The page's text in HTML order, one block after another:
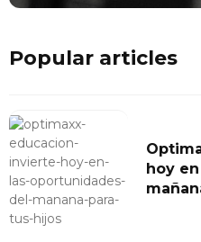
Popular articles
hoy